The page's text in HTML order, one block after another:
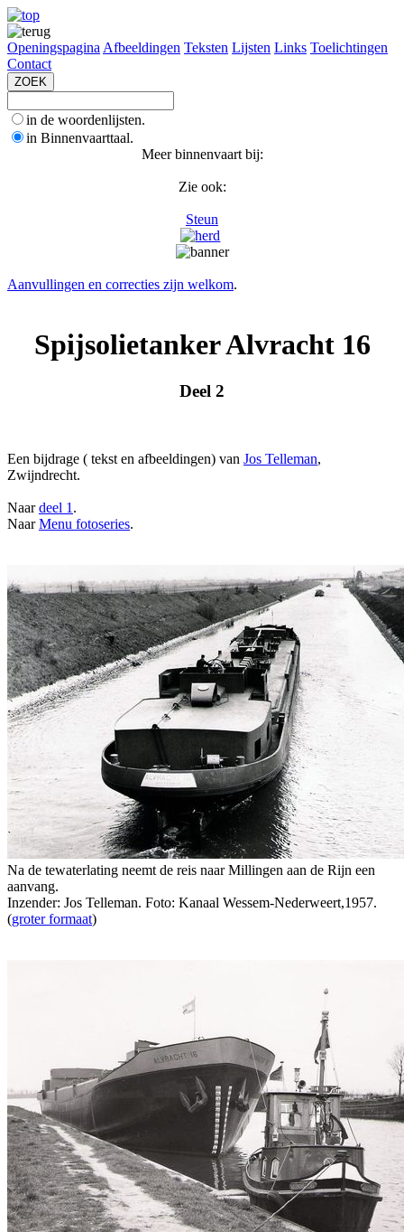
Openingspagina Afbeeldingen Teksten Lijsten Links Toelichtingen
Contact
in de woordenlijsten.
in Binnenvaarttaal.
Meer binnenvaart bij:
Zie ook:
Steun
Aanvullingen en correcties zijn welkom.
Spijsolietanker Alvracht 16
Deel 2
Een bijdrage ( tekst en afbeeldingen) van Jos Telleman,
Zwijndrecht.
Naardeel 1 .
NaarMenu fotoseries.
Na de tewaterlating neemt de reis naar Millingen aan de Rijn een
aanvang.
Inzender: Jos Telleman. Foto: Kanaal Wessem-Nederweert,1957.
(groter formaat)